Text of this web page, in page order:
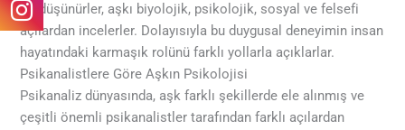
Bu düşünürler, aşkı biyolojik, psikolojik, sosyal ve felsefi
açılardan incelerler. Dolayısıyla bu duygusal deneyimin insan
hayatındaki karmaşık rolünü farklı yollarla açıklarlar.
Psikanalistlere Göre Aşkın Psikolojisi
Psikanaliz dünyasında, aşk farklı şekillerde ele alınmış ve
çeşitli önemli psikanalistler tarafından farklı açılardan